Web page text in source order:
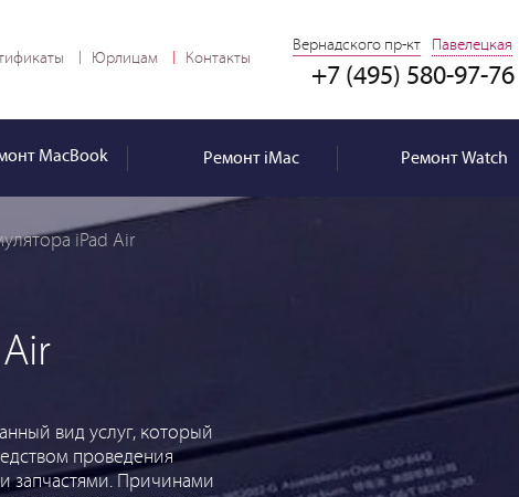
Вернадского пр-кт Павелецкая
+7 (495) 580-97-76
Юрлицам Контакты
MacBook РемонтiMac РемонтWatch
iPad Air
вид услуг, который
проведения
запчастями. Причинами